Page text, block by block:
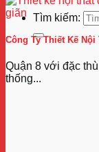
Tìm kiếm:
Công Ty Thiết Kế Nội
Quận 8 với đặc
thống...